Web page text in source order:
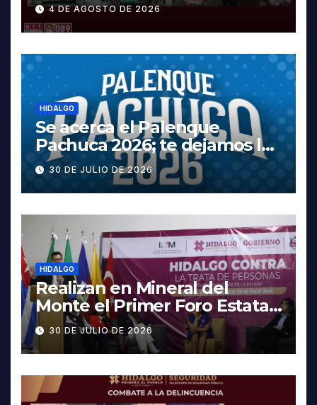
Tula
4 DE AGOSTO DE 2026
HIDALGO
Se acerca el Palenque
Pachuca 2026; te dejamos la
cartelera completa, las
fechas y los precios
30 DE JULIO DE 2026
HIDALGO
Realizan en Mineral del
Monte el Primer Foro Estatal
contra la Trata de Personas
30 DE JULIO DE 2026